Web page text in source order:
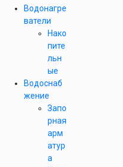
Водонагре
ватели
Нако
пите
льн
ые
Водоснаб
жение
Запо
рная
арм
атур
а